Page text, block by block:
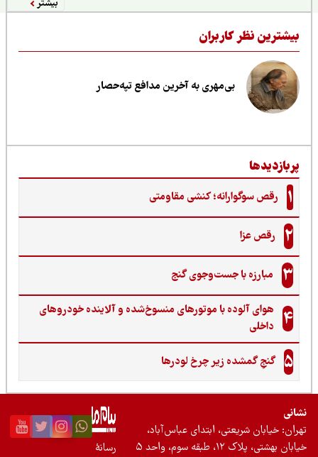
نظر کاربران
بی‌مهری به آخرین مدافع تپه‌حصار
رقص سوگوارانه؛ کنشی مقاومتی
رقص عزا
مبارزه با جست‌وجوی گنج‌
هوای آلوده با موتورهای منسوخ‌شده و آلاینده خودروهای
داخلی
گنجِ گمشده زیر چرخ لودرها
خیابان شریعتی، ابتدای عباس‌آباد،
بهشتی، پلاک ۱۲، طبقه سوم، واحد ۵
رسانۀ